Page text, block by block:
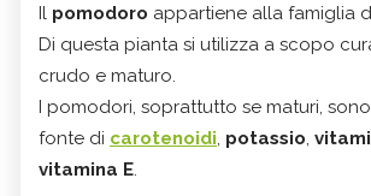
Il pomodoro appartiene alla famiglia
Di questa pianta si utilizza a scopo
crudo e maturo.
I pomodori, soprattutto se maturi,
fonte di carotenoidi, potassio,
vitamina E.